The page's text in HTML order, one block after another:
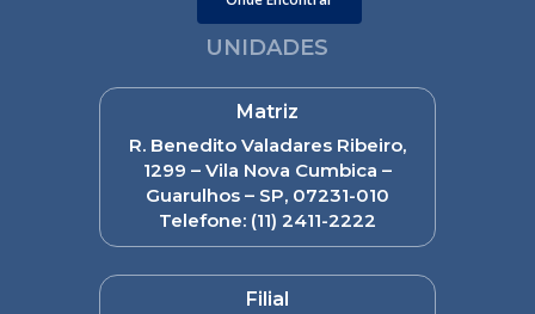
UNIDADES
Matriz
R. Benedito Valadares Ribeiro,
1299 – Vila Nova Cumbica –
Guarulhos – SP, 07231-010
Telefone: (11) 2411-2222
Filial